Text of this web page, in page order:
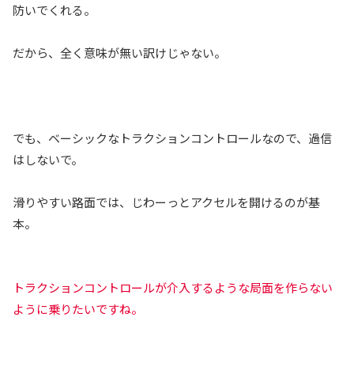
防いでくれる。
だから、全く意味が無い訳けじゃない。
でも、ベーシックなトラクションコントロールなので、過信
はしないで。
滑りやすい路面では、じわーっとアクセルを開けるのが基
本。
トラクションコントロールが介入するような局面を作らない
ように乗りたいですね。